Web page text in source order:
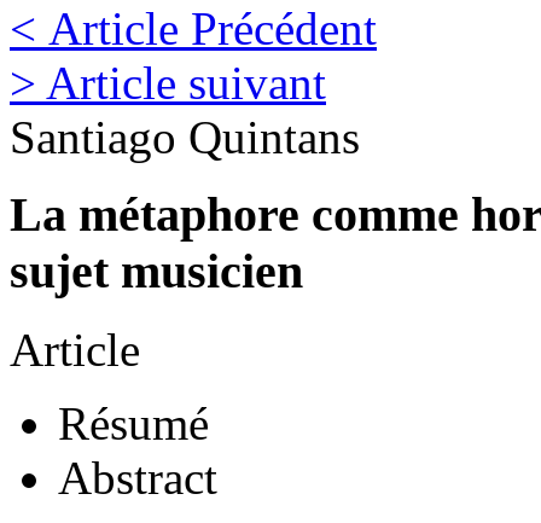
< Article Précédent
> Article suivant
Santiago Quintans
La métaphore comme
sujet musicien
Article
Résumé
Abstract